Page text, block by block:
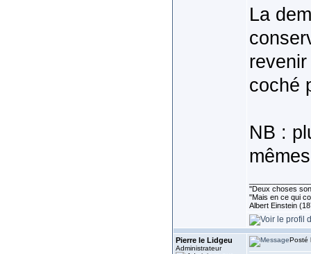
La
coché
NB :
''Deux choses
"Mais en ce qui
Albert Einstein
Pierre le Lidgeu
Administrateur
Posté